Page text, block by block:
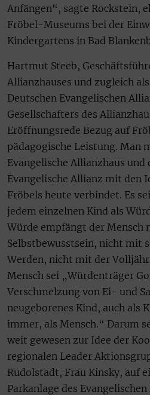
Anfängen“, sagte Rockstein,
Fröbel-Museums bei der
Kindergartens in Bad
Hartmut Steeb,
Allianzhauses und zugleich
Deutschen Evangelischen
Gesellschafters des
Eröffnungsrede Bezug auf
pädagogische Leistung. Man
Evangelische Allianzhaus und
Evangelische Allianz mit den
Fröbels heute verbindet. Es
jedem einzelnen Kind als
Würde empfängt der Mensch
Selbstbewusstsein, nicht mit
Werden, nicht mit der
Mensch sei „Würdenträger
Verschmelzung von Ei- und
neugeborenes Kind, auch als
immer, als Mensch.“ Darum
weit gewesen zur Idee der
regionalen Leader
Rudolstadt, Frau Kinsky, auf
Parkanlage des